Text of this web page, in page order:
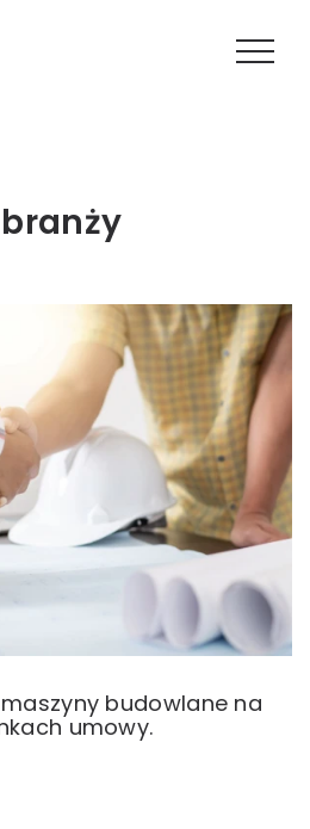
budowlane na
umowy.